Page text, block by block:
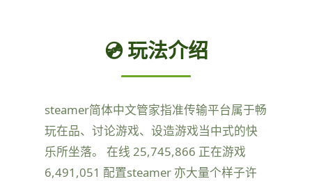
💿 玩法介绍
steamer简体中文管家指准传输平台属于畅
玩在品、讨论游戏、设造游戏当中式的快
乐所坐落。 在线 25,745,866 正在游戏
6,491,051 配置steamer 亦大量个样子许